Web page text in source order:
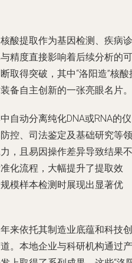
酸提取作为基因检测、疾病诊
精度直接影响着后续分析的可
取得突破，其中“洛阳造”核酸
备自主创新的一张亮眼名片。
自动分离纯化DNA或RNA的仪
控、司法鉴定及基础研究等领
，且易因操作差异导致结果不
化流程，大幅提升了提取效
模样本检测时展现出显著优
来依托其制造业底蕴和科技创
。本地企业与科研机构通过产